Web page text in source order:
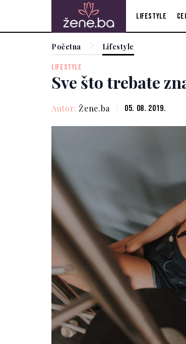
Lifestyle
Početna Lifestyle
LIFESTYLE
Sve što trebate
Autor: Žene.ba 05. 08. 2019.